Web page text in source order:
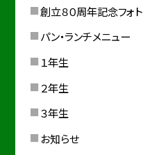
創立８０周年記念フォト
パン・ランチメニュー
１年生
２年生
３年生
お知らせ